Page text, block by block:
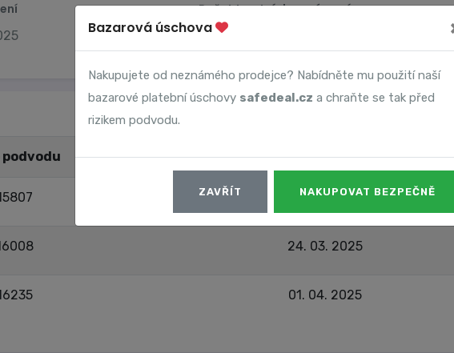
Počet trestních oznámení
podvodu Datum
24. 03. 2025
24. 03. 2025
01. 04. 2025
Bazarová úschova
Nakupujete od neznámého prodejce? Nabídněte mu použití naší
bazarové platební úschovy safedeal.cz a chraňte se tak před
rizikem podvodu.
ZAVŘÍT NAKUPOVAT BEZPEČNĚ